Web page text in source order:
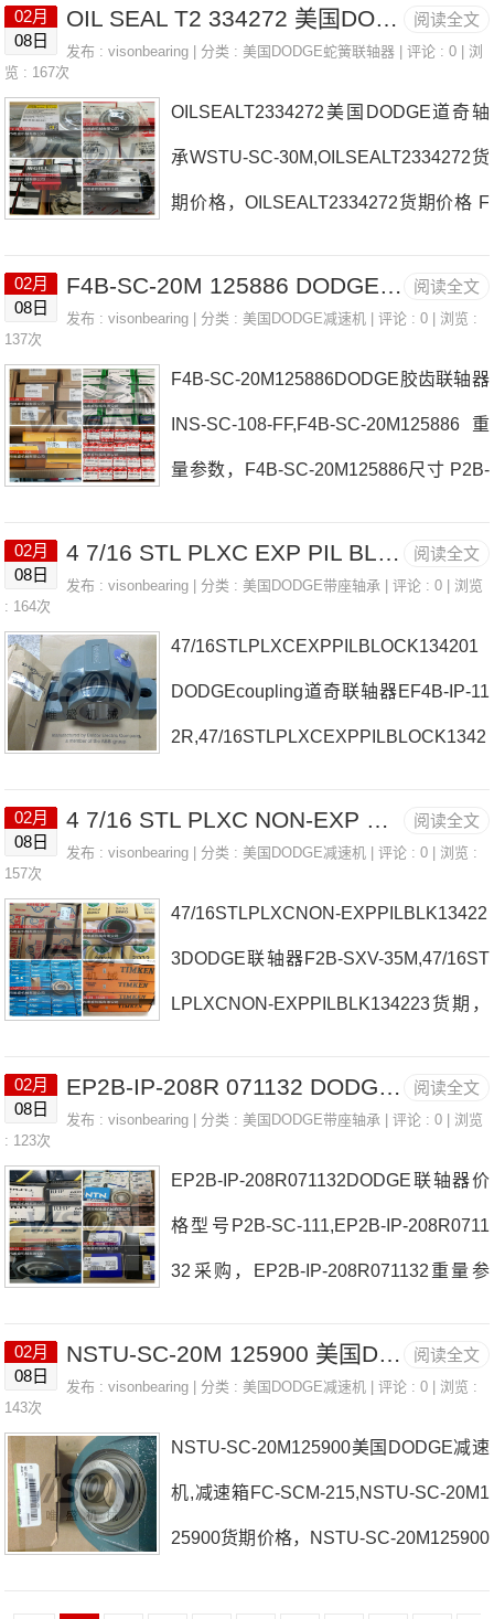
型号推荐：P2B-C-060MMOD65246，R
E日本EASE轴承5-5V14.00-ESHEAVE4
本EASE轴承5-5V14.00-ESHEAVE4553
52价格P2B-SC-215BRG22217K.C3日
本EASE轴承5-5V14.00-ESHEAVE4553
格,5-5V14.00-ESHEAVE455352采购 热
阅读全文
02月
08日
OIL SEAL T2 334272 美国DODGE道奇轴承 P2B-SXR-115
发布 :visonbearing | 分类 :美国DODGE蛇簧联轴器 | 评论 : 0 | 浏
览 : 167次
OILSEALT2334272美国DODGE道奇轴
承WSTU-SC-30M,OILSEALT2334272货
期价格，OILSEALT2334272货期价格 F
4272厂家P2B-GTMAH-103TXT525CT
F4B-DL-102P2B-UN2-060MUNI-II日本E
ASE轴承OILSEALT2334272参数OILSE
ALT2334272价格,OILSEALT2334272采
2，RCJT75 4T-JHM516849PK，7
阅读全文
02月
08日
F4B-SC-20M 125886 DODGE胶齿联轴器 P2B-BASP-208
发布 :visonbearing | 分类 :美国DODGE减速机 | 评论 : 0 | 浏览 :
137次
F4B-SC-20M125886DODGE胶齿联轴器
INS-SC-108-FF,F4B-SC-20M125886重
量参数，F4B-SC-20M125886尺寸 P2B-
886厂家P2B-SXR-115F2B-SXR-107日
4B3152-ISNX-240MRCP4B544-USAF-
800TTUSAF日本EASE轴承F4B-SC-20
M125886参数F4B-SC-20M125886价格,
荐：F4B-SC-20M125886，RCJT50 60
阅读全文
02月
08日
4 7/16 STL PLXC EXP PIL BLOCK 134201 DODGE coupling道奇联轴器 FB-DL-012
发布 :visonbearing | 分类 :美国DODGE带座轴承 | 评论 : 0 | 浏览
: 164次
47/16STLPLXCEXPPILBLOCK134201
DODGEcoupling道奇联轴器EF4B-IP-11
2R,47/16STLPLXCEXPPILBLOCK1342
OCK134201采购价格 P2B-S2-215R日
OCK134201厂家5SPECIALDUTYADAP
TERFC-DL-106日本EASE轴承47/16ST
LPLXCEXPPILBLOCK134201价格F2B-
本EASE轴承47/16STLPLXCEXP
阅读全文
02月
08日
4 7/16 STL PLXC NON-EXP PIL BLK 134223 DODGE联轴器 P2B-DLMAH-111 MOD
发布 :visonbearing | 分类 :美国DODGE减速机 | 评论 : 0 | 浏览 :
157次
47/16STLPLXCNON-EXPPILBLK13422
3DODGE联轴器F2B-SXV-35M,47/16ST
LPLXCNON-EXPPILBLK134223货期，
3采购价格 P2B-SCAH-111日本EASE轴
223厂家DCR7OUTPUTSEALP2B-UN2-
308UNI-II日本EASE轴承47/16STLPLX
CNON-EXPPILBLK134223价格F4B-VS
16STLPLXCNON-EXPPIL
阅读全文
02月
08日
EP2B-IP-208R 071132 DODGE联轴器价格型号 P2B517-USAF-215LERAH
发布 :visonbearing | 分类 :美国DODGE带座轴承 | 评论 : 0 | 浏览
: 123次
EP2B-IP-208R071132DODGE联轴器价
格型号P2B-SC-111,EP2B-IP-208R0711
32采购，EP2B-IP-208R071132重量参
2B-IP-208R071132厂家P4B-S2-407RE
208R071132价格P2B-SCBAH-111P4B-
E-110MR日本EASE轴承EP2B-IP-208R
071132参数EP2B-IP-208R071132价格,
阅读全文
02月
08日
NSTU-SC-20M 125900 美国DODGE减速机,减速箱 1080T GRID
发布 :visonbearing | 分类 :美国DODGE减速机 | 评论 : 0 | 浏览 :
143次
NSTU-SC-20M125900美国DODGE减速
机,减速箱FC-SCM-215,NSTU-SC-20M1
25900货期价格，NSTU-SC-20M125900